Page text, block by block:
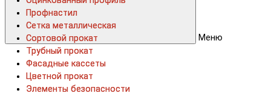
Меню
Профнастил
Сетка металлическая
Сортовой прокат
Трубный прокат
Фасадные кассеты
Цветной прокат
Элементы безопасности
Профнастил
Сетка металлическая
Сортовой прокат
Трубный прокат
Фасадные кассеты
Цветной прокат
Элементы безопасности